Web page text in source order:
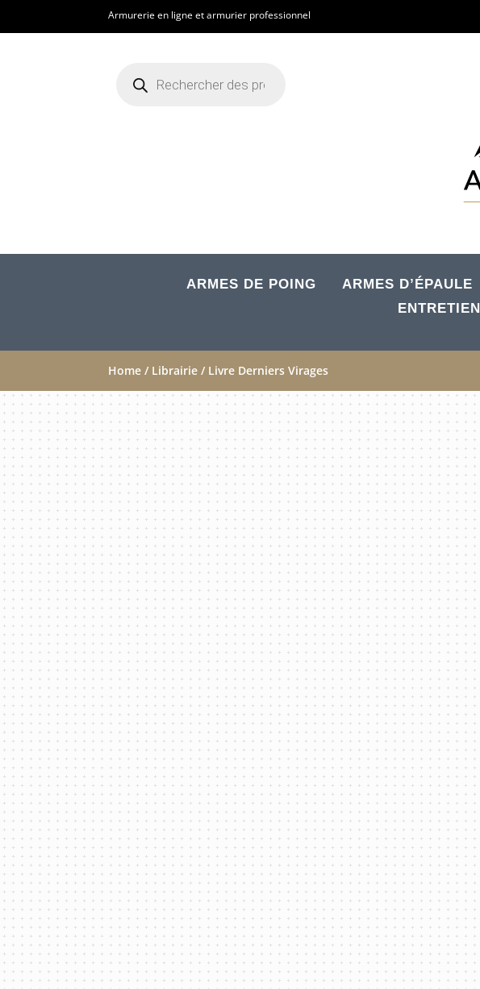
Armurerie en ligne et armurier professionnel
produits
ARMES DE POING ARMES D’ÉPAULE
ENTRETIEN
Home / Librairie / Livre Derniers Virages